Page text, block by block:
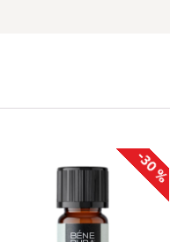
-30 %